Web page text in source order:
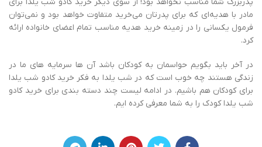
مادر با هدیه‌ای که برای پدرتان می‌خرید متفاوت خواهد بود و نمی‌توان
فرمول یکسانی را در زمینه خرید هدیه مناسب تمام اعضای خانواده ارائه
کرد.
در آخر باید بگویم حواسمان به کودکان باشد آن ها سرمایه های ما در
زندگی هستند چه خوب است که در شب یلدا به فکر خرید کادو شب یلدا
برای کودکان هم باشیم. در ادامه لیست چند دسته بندی برای خرید کادو
شب یلدا کودک را به شما معرفی کرده ایم.